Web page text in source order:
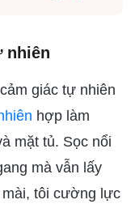
nhiên
giác tự nhiên
hợp làm
mặt tủ. Sọc nổi
mà vẫn lấy
tôi cường lực